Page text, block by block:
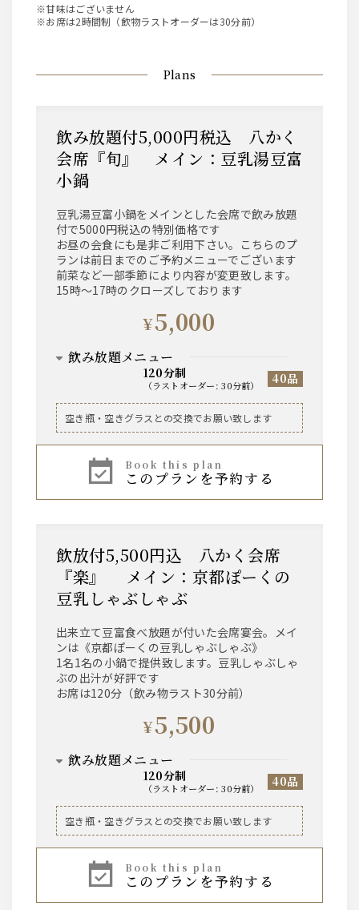
※甘味はございません
※お席は2時間制（飲物ラストオーダーは30分前）
Plans
飲み放題付5,000円税込 八かく
会席『旬』 メイン：豆乳湯豆富
小鍋
豆乳湯豆富小鍋をメインとした会席で飲み放題
付で5000円税込の特別価格です
お昼の会食にも是非ご利用下さい。こちらのプ
ランは前日までのご予約メニューでございます
前菜など一部季節により内容が変更致します。
15時～17時のクローズしております
¥5,000
飲み放題メニュー
120分制
（ ラストオーダー:30分前） 40品
ビール
ハイボール、焼酎芋・麦、レモンサワー、ワイン
空き瓶・空きグラスとの交換でお願い致します
book this plan
このプランを予約する
飲放付5,500円込 八かく会席
『楽』 メイン：京都ぽーくの
豆乳しゃぶしゃぶ
出来立て豆富食べ放題が付いた会席宴会。メイ
ンは《京都ぽーくの豆乳しゃぶしゃぶ》
1名1名の小鍋で提供致します。豆乳しゃぶしゃ
ぶの出汁が好評です
お席は120分（飲み物ラスト30分前）
¥5,500
飲み放題メニュー
120分制
（ ラストオーダー:30分前） 40品
ビール
ハイボール、焼酎芋・麦、レモンサワー、ワイン
空き瓶・空きグラスとの交換でお願い致します
book this plan
このプランを予約する